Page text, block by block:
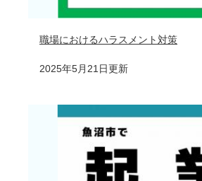
職場におけるハラスメント対策
2025年5月21日更新